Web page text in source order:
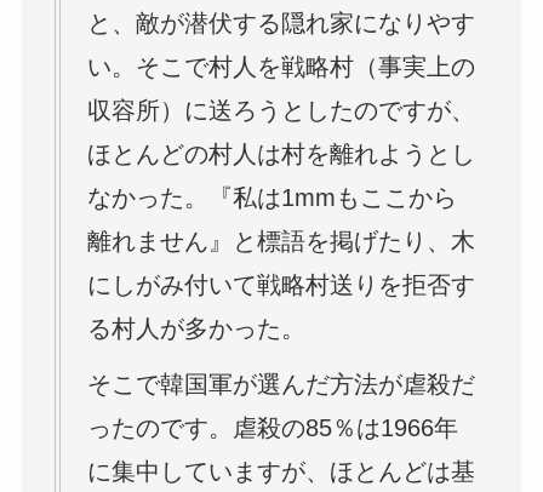
と、敵が潜伏する隠れ家になりやす
い。そこで村人を戦略村（事実上の
収容所）に送ろうとしたのですが、
ほとんどの村人は村を離れようとし
なかった。『私は1mmもここから
離れません』と標語を掲げたり、木
にしがみ付いて戦略村送りを拒否す
る村人が多かった。
そこで韓国軍が選んだ方法が虐殺だ
ったのです。虐殺の85％は1966年
に集中していますが、ほとんどは基